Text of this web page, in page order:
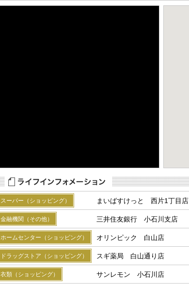
スーパー（ショッピング） まいばすけっと 西片1丁目店
金融機関（その他） 三井住友銀行 小石川支店
ホームセンター（ショッピング） オリンピック 白山店
ドラッグストア（ショッピング） スギ薬局 白山通り店
衣類（ショッピング） サンレモン 小石川店